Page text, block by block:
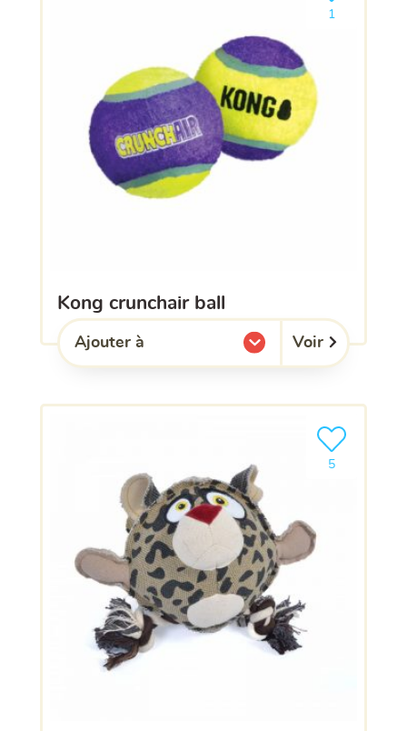
kong crunchair ball
1
Ajouter à
l'une de mes listes. Voir
5
Ajouter le